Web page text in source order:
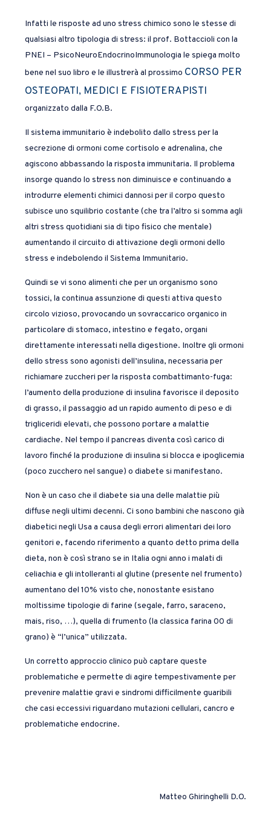
Infatti le risposte ad uno stress chimico sono le stesse di
qualsiasi altro tipologia di stress: il prof. Bottaccioli con la
PNEI – PsicoNeuroEndocrinoImmunologia le spiega molto
bene nel suo libro e le illustrerà al prossimo CORSO PER
OSTEOPATI, MEDICI E FISIOTERAPISTI
organizzato dalla F.O.B.
Il sistema immunitario è indebolito dallo stress per la
secrezione di ormoni come cortisolo e adrenalina, che
agiscono abbassando la risposta immunitaria. Il problema
insorge quando lo stress non diminuisce e continuando a
introdurre elementi chimici dannosi per il corpo questo
subisce uno squilibrio costante (che tra l’altro si somma agli
altri stress quotidiani sia di tipo fisico che mentale)
aumentando il circuito di attivazione degli ormoni dello
stress e indebolendo il Sistema Immunitario.
Quindi se vi sono alimenti che per un organismo sono
tossici, la continua assunzione di questi attiva questo
circolo vizioso, provocando un sovraccarico organico in
particolare di stomaco, intestino e fegato, organi
direttamente interessati nella digestione. Inoltre gli ormoni
dello stress sono agonisti dell’insulina, necessaria per
richiamare zuccheri per la risposta combattimanto-fuga:
l’aumento della produzione di insulina favorisce il deposito
di grasso, il passaggio ad un rapido aumento di peso e di
trigliceridi elevati, che possono portare a malattie
cardiache. Nel tempo il pancreas diventa così carico di
lavoro finché la produzione di insulina si blocca e ipoglicemia
(poco zucchero nel sangue) o diabete si manifestano.
Non è un caso che il diabete sia una delle malattie più
diffuse negli ultimi decenni. Ci sono bambini che nascono già
diabetici negli Usa a causa degli errori alimentari dei loro
genitori e, facendo riferimento a quanto detto prima della
dieta, non è così strano se in Italia ogni anno i malati di
celiachia e gli intolleranti al glutine (presente nel frumento)
aumentano del 10% visto che, nonostante esistano
moltissime tipologie di farine (segale, farro, saraceno,
mais, riso, …), quella di frumento (la classica farina 00 di
grano) è “l’unica” utilizzata.
Un corretto approccio clinico può captare queste
problematiche e permette di agire tempestivamente per
prevenire malattie gravi e sindromi difficilmente guaribili
che casi eccessivi riguardano mutazioni cellulari, cancro e
problematiche endocrine.
Matteo Ghiringhelli D.O.